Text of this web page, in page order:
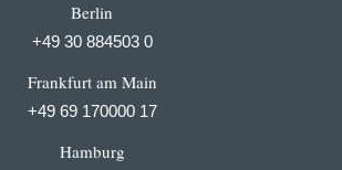
Berlin
+49 30 884503 0
Frankfurt am Main
+49 69 170000 17
Hamburg